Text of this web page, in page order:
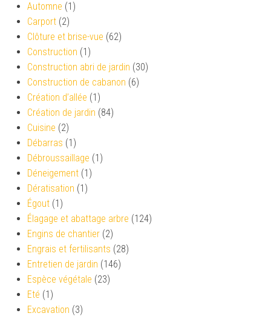
Automne (1)
Carport (2)
Clôture et brise-vue (62)
Construction (1)
Construction abri de jardin (30)
Construction de cabanon (6)
Création d’allée (1)
Création de jardin (84)
Cuisine (2)
Débarras (1)
Débroussaillage (1)
Déneigement (1)
Dératisation (1)
Égout (1)
Élagage et abattage arbre (124)
Engins de chantier (2)
Engrais et fertilisants (28)
Entretien de jardin (146)
Espèce végétale (23)
Eté (1)
Excavation (3)